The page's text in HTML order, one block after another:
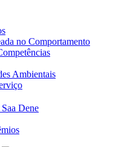
no Comportamento
Ambientais
Dene